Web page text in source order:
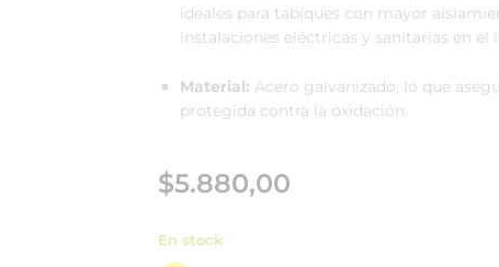
ideales para tabiques con mayor
instalaciones eléctricas y sanitarias en el
Material: Acero galvanizado, lo que
protegida contra la oxidación.
$5.880,00
En stock